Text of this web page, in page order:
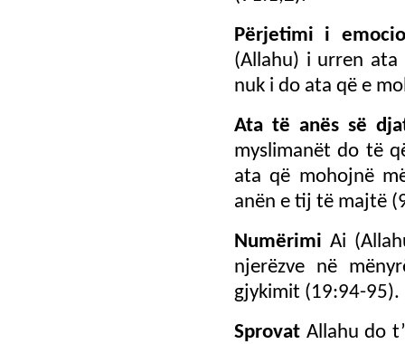
Përjetimi i
(Allahu) i urren ata
nuk i do ata që e
Ata të anës së
myslimanët do të
ata që mohojnë
anën e tij të majtë
Numërimi Ai
njerëzve në
gjykimit (19:94-95).
SprovatAllahu do